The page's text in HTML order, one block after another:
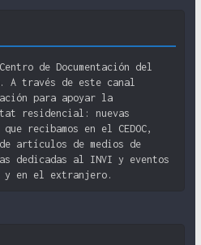
de Documentación del
través de este canal
para apoyar la
residencial: nuevas
recibamos en el CEDOC,
artículos de medios de
dedicadas al INVI y eventos
y en el extranjero.